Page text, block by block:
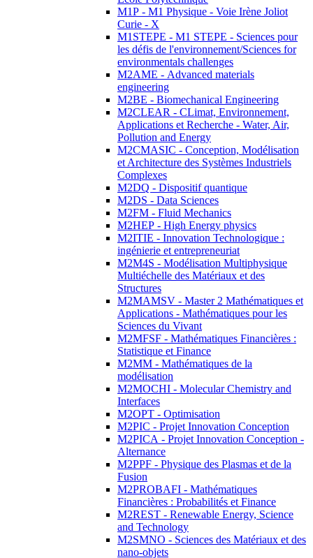
M1P - M1 Physique - Voie Irène Joliot
Curie - X
M1STEPE - M1 STEPE - Sciences pour
les défis de l'environnement/Sciences for
environmentals challenges
M2AME - Advanced materials
engineering
M2BE - Biomechanical Engineering
M2CLEAR - CLimat, Environnement,
Applications et Recherche - Water, Air,
Pollution and Energy
M2CMASIC - Conception, Modélisation
et Architecture des Systèmes Industriels
Complexes
M2DQ - Dispositif quantique
M2DS - Data Sciences
M2FM - Fluid Mechanics
M2HEP - High Energy physics
M2ITIE - Innovation Technologique :
ingénierie et entrepreneuriat
M2M4S - Modélisation Multiphysique
Multiéchelle des Matériaux et des
Structures
M2MAMSV - Master 2 Mathématiques et
Applications - Mathématiques pour les
Sciences du Vivant
M2MFSF - Mathématiques Financières :
Statistique et Finance
M2MM - Mathématiques de la
modélisation
M2MOCHI - Molecular Chemistry and
Interfaces
M2OPT - Optimisation
M2PIC - Projet Innovation Conception
M2PICA - Projet Innovation Conception -
Alternance
M2PPF - Physique des Plasmas et de la
Fusion
M2PROBAFI - Mathématiques
Financières : Probabilités et Finance
M2REST - Renewable Energy, Science
and Technology
M2SMNO - Sciences des Matériaux et des
nano-objets